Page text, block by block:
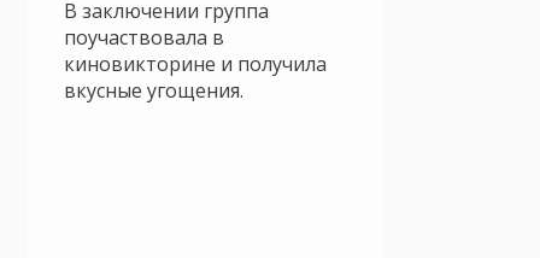
В заключении группа
поучаствовала в
киновикторине и получила
вкусные угощения.